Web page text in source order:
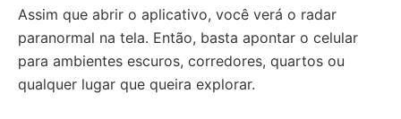
Assim que abrir o aplicativo, você verá o radar
paranormal na tela. Então, basta apontar o celular
para ambientes escuros, corredores, quartos ou
qualquer lugar que queira explorar.